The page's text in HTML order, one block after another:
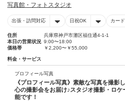
写真館・フォトスタジオ
出張・訪問対応 日祝OK カー
住所
兵庫県神戸市灘区福住通4-1-1
本日の営業状況 9:00〜18:00
価格帯
￥2,200〜￥55,000
料金・サービス
プロフィール写真
《プロフィール写真》素敵な写真を撮影
心の撮影会をお届け♪スタジオ撮影・ロ
能です！